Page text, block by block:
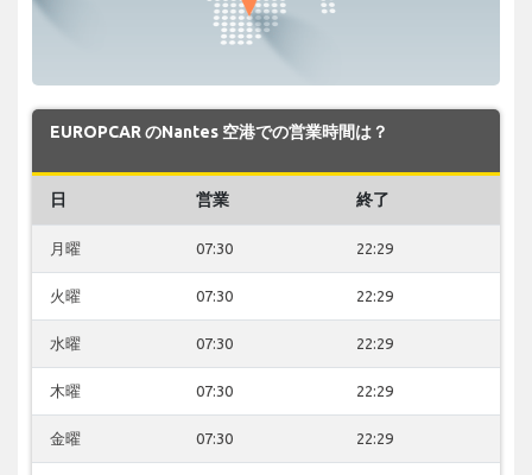
EUROPCAR のNantes 空港での営業時間は？
日 営業 終了
月曜 07:30 22:29
火曜 07:30 22:29
水曜 07:30 22:29
木曜 07:30 22:29
金曜 07:30 22:29